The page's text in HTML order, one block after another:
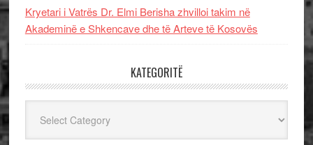
Kryetari i Vatrës Dr. Elmi Berisha zhvilloi takim në
Akademinë e Shkencave dhe të Arteve të Kosovës
KATEGORITË